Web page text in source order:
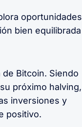
oportunidades
bien equilibrada
Bitcoin. Siendo
próximo halving,
inversiones y
positivo.